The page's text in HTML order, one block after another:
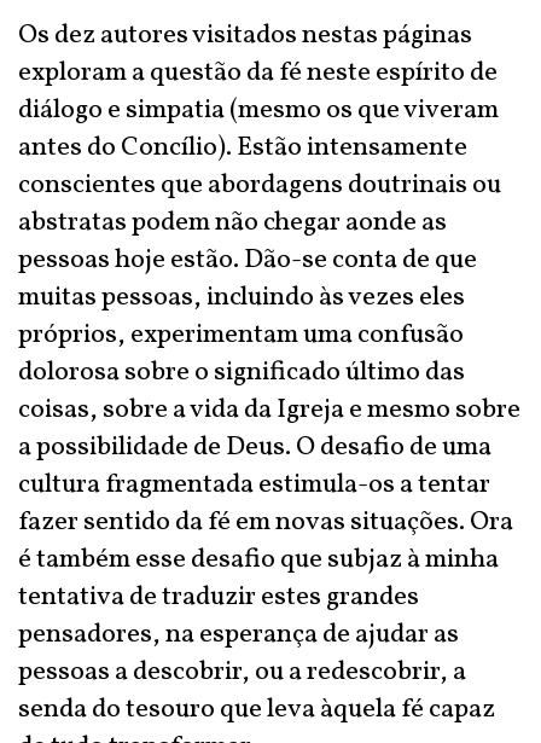
Os dez autores visitados nestas páginas
exploram a questão da fé neste espírito de
diálogo e simpatia (mesmo os que viveram
antes do Concílio). Estão intensamente
conscientes que abordagens doutrinais ou
abstratas podem não chegar aonde as
pessoas hoje estão. Dão-se conta de que
muitas pessoas, incluindo às vezes eles
próprios, experimentam uma confusão
dolorosa sobre o significado último das
coisas, sobre a vida da Igreja e mesmo sobre
a possibilidade de Deus. O desafio de uma
cultura fragmentada estimula-os a tentar
fazer sentido da fé em novas situações. Ora
é também esse desafio que subjaz à minha
tentativa de traduzir estes grandes
pensadores, na esperança de ajudar as
pessoas a descobrir, ou a redescobrir, a
senda do tesouro que leva àquela fé capaz